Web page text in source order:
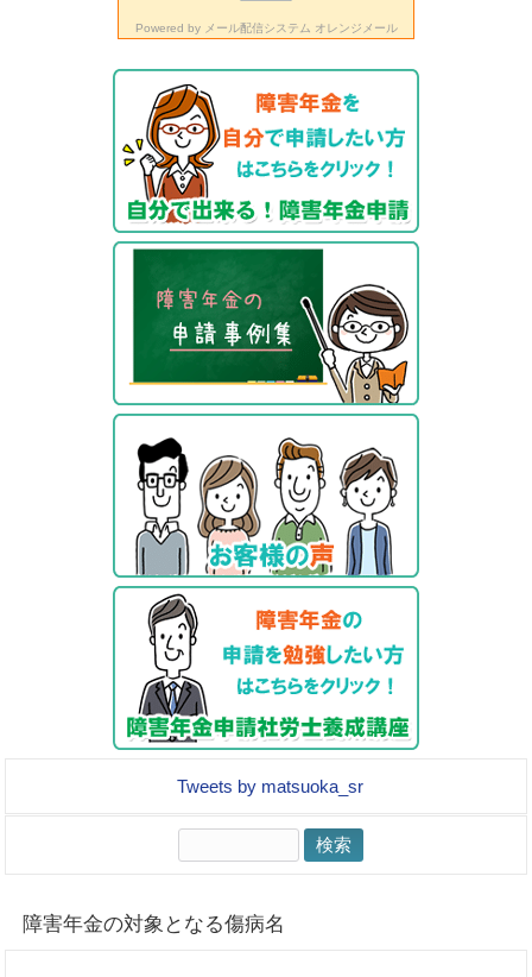
Powered by メール配信システム オレンジメール
Tweets by matsuoka_sr
障害年金の対象となる傷病名